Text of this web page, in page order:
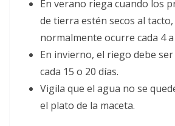
En verano riega cuando los
de tierra estén secos al
normalmente ocurre cada 4 a
En invierno, el riego debe
cada 15 o 20 días.
Vigila que el agua no se
el plato de la maceta.